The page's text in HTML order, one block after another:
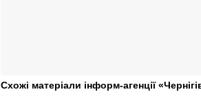
Схожі матеріали інформ-агенції